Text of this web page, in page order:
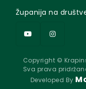
Županija na
Copyright ©
Sva prava
Developed By